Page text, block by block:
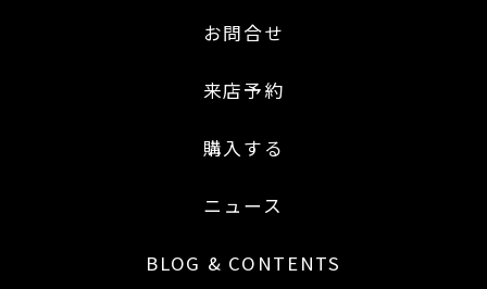
お問合せ
来店予約
購入する
ニュース
BLOG & CONTENTS